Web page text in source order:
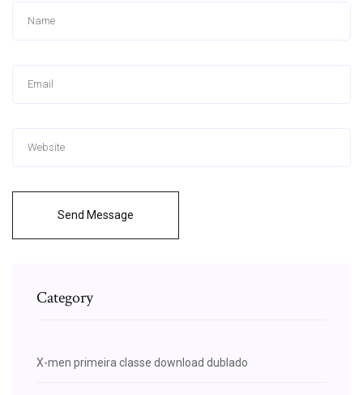
Send Message
Category
X-men primeira classe download dublado